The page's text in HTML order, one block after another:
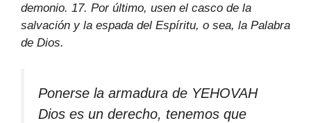
demonio. 17. Por último, usen el casco de la
salvación y la espada del Espíritu, o sea, la Palabra
de Dios.
Ponerse la armadura de YEHOVAH
Dios es un derecho, tenemos que